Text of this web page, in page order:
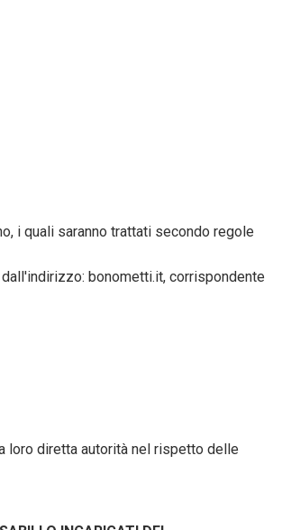
i quali saranno trattati secondo regole
bonometti.it, corrispondente
loro diretta autorità nel rispetto delle